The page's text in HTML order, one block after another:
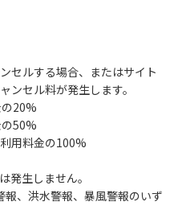
案内ならびに注意事項】
ただき、ご自身で事故の防
での行動はご遠慮くださ
る場合は徐行運転（5ｋｍ/
に分別した上で、指定の場
ペットボトルおよび不燃ゴ
セルする場合、またはサイト
ンセル料が発生します。
20%
50%
用料金の100%
発生しません。
、洪水警報、暴風警報のいず